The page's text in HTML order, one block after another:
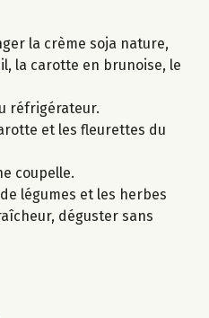
la crème soja nature,
la carotte en brunoise, le
réfrigérateur.
et les fleurettes du
coupelle.
légumes et les herbes
déguster sans